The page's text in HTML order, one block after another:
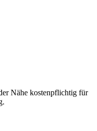
Nähe kostenpflichtig für